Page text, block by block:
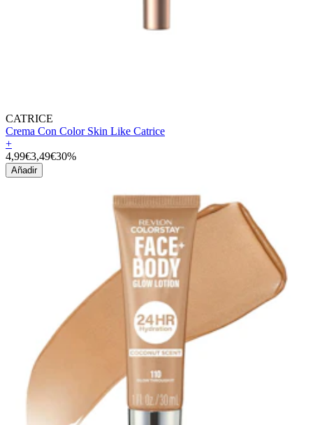
CATRICE
Crema Con Color Skin Like Catrice
+
4,99€3,49€30%
Añadir